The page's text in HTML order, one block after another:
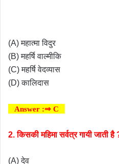
(A) महात्मा विदुर
(B) महर्षि वाल्मीकि
(C) महर्षि वेदव्यास
(D) कालिदास
Answer :⇒ C
2. किसकी महिमा सर्वत्र गायी जाती है
(A) देव